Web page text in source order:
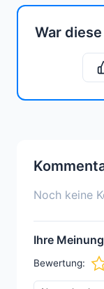
War
Noch keine
Ihre
Bewertung: